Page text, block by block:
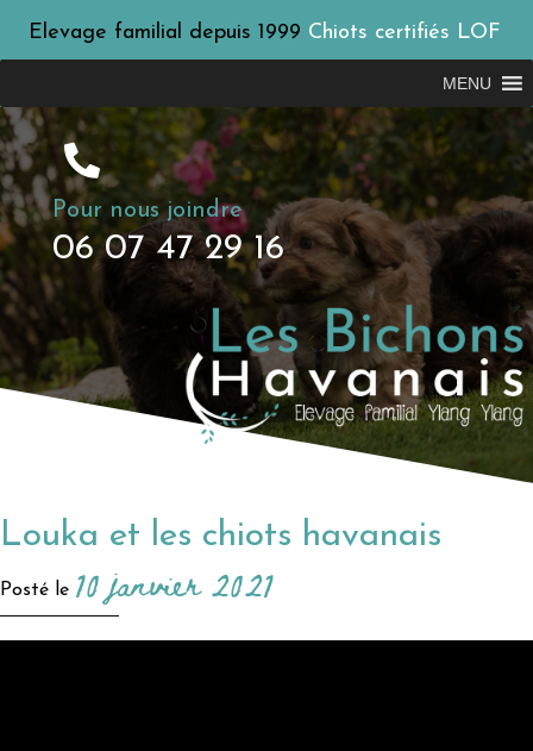
Elevage familial depuis 1999 Chiots certifiés LOF
MENU
Pour nous joindre
06 07 47 29 16
Louka et les chiots havanais
Posté le 10 janvier 2021